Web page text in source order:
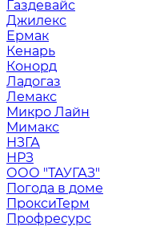
Газдевайс
Джилекс
Ермак
Кенарь
Конорд
Ладогаз
Лемакс
Микро Лайн
Мимакс
НЗГА
НРЗ
ООО "ТАУГАЗ"
Погода в доме
ПроксиТерм
Профресурс